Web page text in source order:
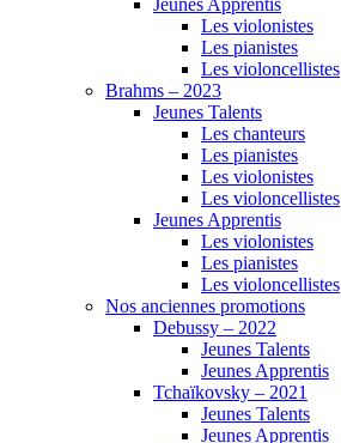
Jeunes Apprentis
Les violonistes
Les pianistes
Les violoncellistes
Brahms – 2023
Jeunes Talents
Les chanteurs
Les pianistes
Les violonistes
Les violoncellistes
Jeunes Apprentis
Les violonistes
Les pianistes
Les violoncellistes
Nos anciennes promotions
Debussy – 2022
Jeunes Talents
Jeunes Apprentis
Tchaïkovsky – 2021
Jeunes Talents
Jeunes Apprentis